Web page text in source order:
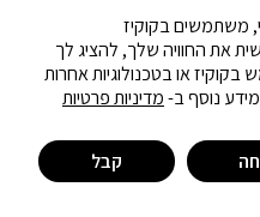
משתמשים בקוקיז
את החוויה שלך, להציג לך
או בטכנולוגיות אחרות
נוסף ב-מדיניות פרטיות
קבל